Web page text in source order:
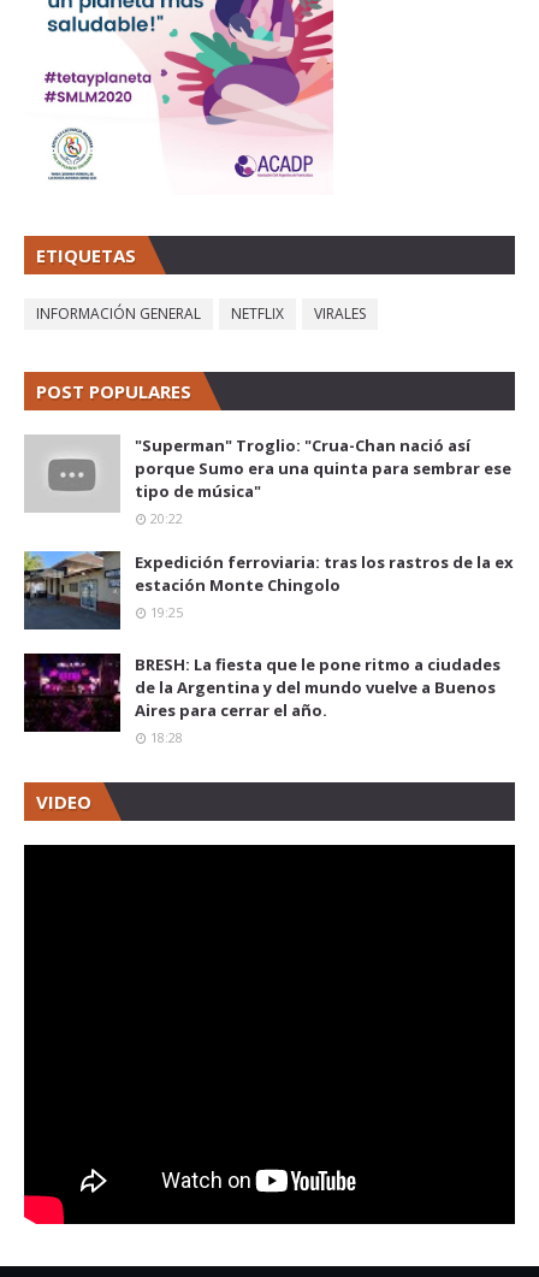
ETIQUETAS
INFORMACIÓN GENERAL NETFLIX VIRALES
POST POPULARES
"Superman" Troglio: "Crua-Chan nació así
porque Sumo era una quinta para sembrar ese
tipo de música"
20:22
Expedición ferroviaria: tras los rastros de la ex
estación Monte Chingolo
19:25
BRESH: La fiesta que le pone ritmo a ciudades
de la Argentina y del mundo vuelve a Buenos
Aires para cerrar el año.
18:28
VIDEO